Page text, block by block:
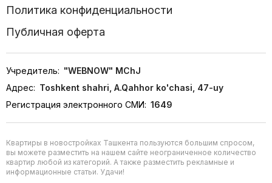
Политика конфиденциальности
Публичная оферта
Учредитель: "WEBNOW" MChJ
Адрес: Toshkent shahri, A.Qahhor ko'chasi, 47-uy
Регистрация электронного СМИ: 1649
Квартиры в новостройках Ташкента пользуются большим спросом,
вы можете разместить на нашем сайте неограниченное количество
квартир любой из категорий. А также разместить рекламные и
информационные статьи. Удачи!